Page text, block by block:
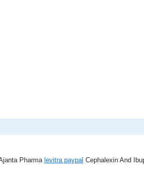
Pharma levitra paypal Cephalexin And